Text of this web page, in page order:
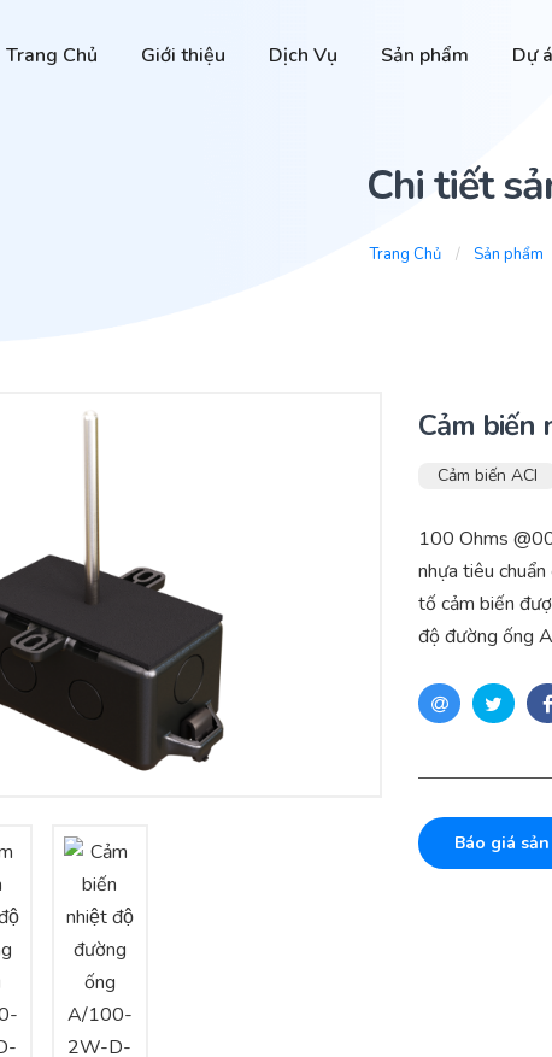
Trang Chủ Giới thiệu Dịch Vụ Sản phẩm Dự
Chi tiết
Trang Chủ Sản phẩm
Cảm biến
Cảm biến ACI
100 Ohms
nhựa tiêu
tố cảm biến
độ đường ống
Báo giá